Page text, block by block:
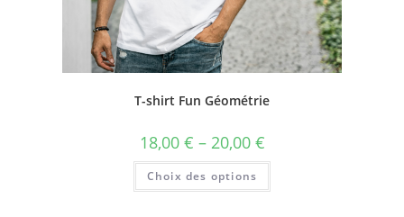
T-shirt Fun Géométrie
18,00 € – 20,00 €
Choix des options